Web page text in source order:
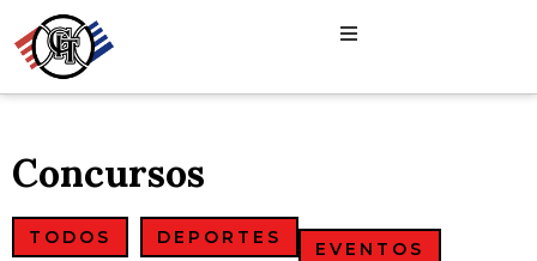
Concursos
TODOS DEPORTES
EVENTOS